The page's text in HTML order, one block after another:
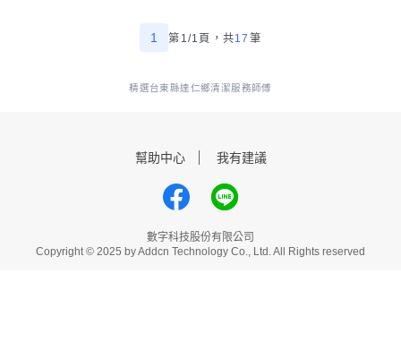
1 第1/1頁， 共17 筆
精選台東縣達仁鄉清潔服務師傅
幫助中心 我有建議
數字科技股份有限公司
Copyright © 2025 by Addcn Technology Co., Ltd. All Rights reserved